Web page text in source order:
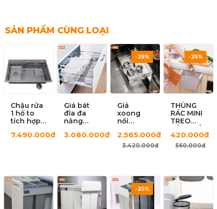
SẢN PHẨM CÙNG LOẠI
Chậu rửa
1 hố to
tích hợp
hố phụ
rời
7.490.000đ
Giá bát
đĩa đa
năng
3.080.000đ
Giá
xoong
nồi
2.565.000đ
3.420.000đ
-25%
THÙNG
RÁC MINI
TREO
CÁNH TỦ
GARIS
GW04.245
420.000đ
560.000đ
-25%
-25%